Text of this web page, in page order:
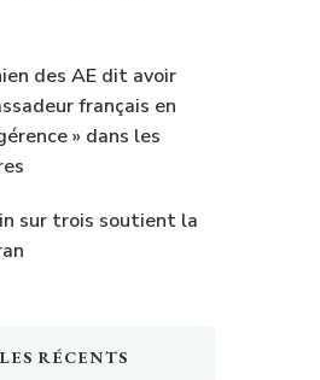
des AE dit avoir
français en
» dans les
sur trois soutient la
RÉCENTS